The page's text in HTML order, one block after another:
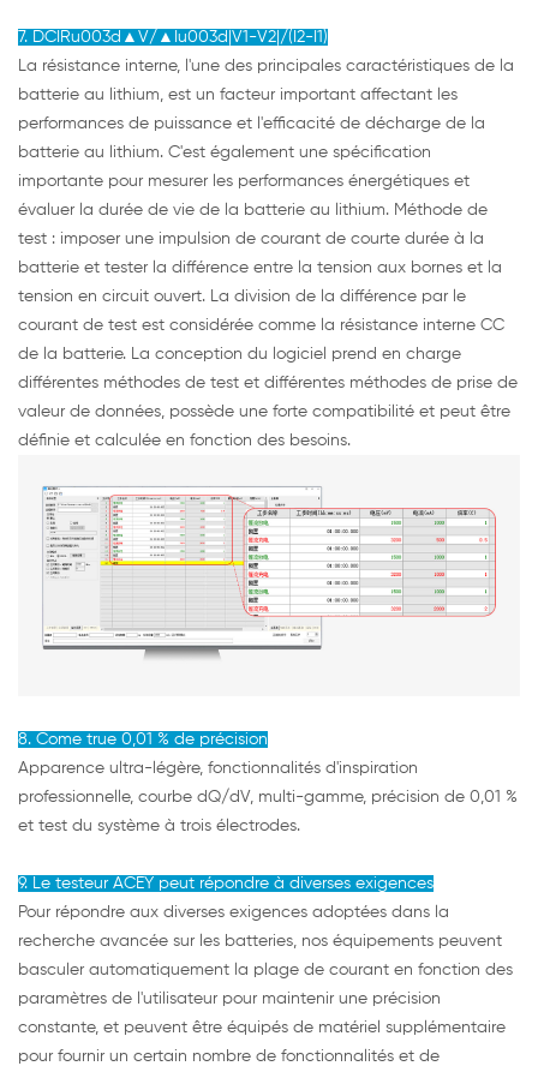
7. DCIRu003d▲V/▲Iu003d|V1-V2|/(I2-I1)
La résistance interne, l'une des principales caractéristiques de la
batterie au lithium, est un facteur important affectant les
performances de puissance et l'efficacité de décharge de la
batterie au lithium. C'est également une spécification
importante pour mesurer les performances énergétiques et
évaluer la durée de vie de la batterie au lithium. Méthode de
test : imposer une impulsion de courant de courte durée à la
batterie et tester la différence entre la tension aux bornes et la
tension en circuit ouvert. La division de la différence par le
courant de test est considérée comme la résistance interne CC
de la batterie. La conception du logiciel prend en charge
différentes méthodes de test et différentes méthodes de prise de
valeur de données, possède une forte compatibilité et peut être
définie et calculée en fonction des besoins.
8. Come true 0,01 % de précision
Apparence ultra-légère, fonctionnalités d'inspiration
professionnelle, courbe dQ/dV, multi-gamme, précision de 0,01 %
et test du système à trois électrodes.
9. Le testeur ACEY peut répondre à diverses exigences
Pour répondre aux diverses exigences adoptées dans la
recherche avancée sur les batteries, nos équipements peuvent
basculer automatiquement la plage de courant en fonction des
paramètres de l'utilisateur pour maintenir une précision
constante, et peuvent être équipés de matériel supplémentaire
pour fournir un certain nombre de fonctionnalités et de